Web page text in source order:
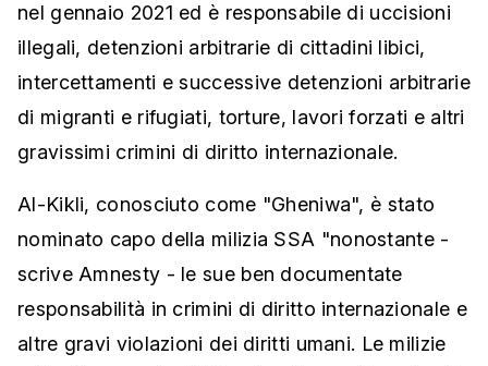
nel gennaio 2021 ed è responsabile di uccisioni
illegali, detenzioni arbitrarie di cittadini libici,
intercettamenti e successive detenzioni arbitrarie
di migranti e rifugiati, torture, lavori forzati e altri
gravissimi crimini di diritto internazionale.
Al-Kikli, conosciuto come "Gheniwa", è stato
nominato capo della milizia SSA "nonostante -
scrive Amnesty - le sue ben documentate
responsabilità in crimini di diritto internazionale e
altre gravi violazioni dei diritti umani. Le milizie